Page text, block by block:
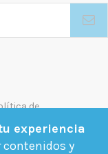
de
experiencia
y